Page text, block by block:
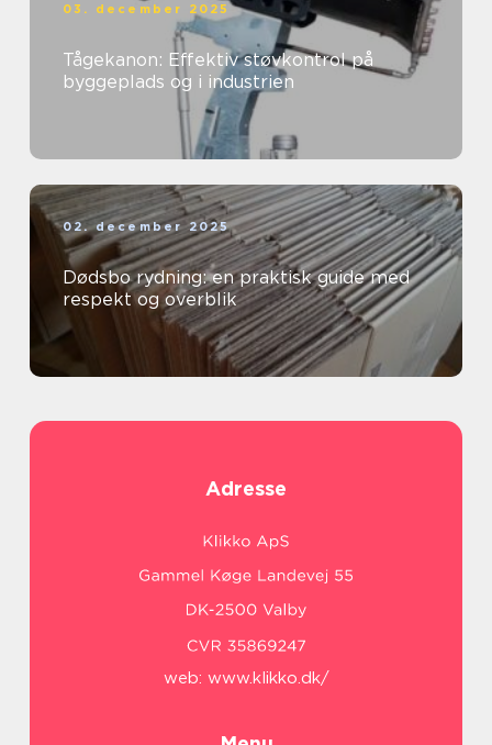
03. december 2025
Tågekanon: Effektiv støvkontrol på
byggeplads og i industrien
02. december 2025
Dødsbo rydning: en praktisk guide med
respekt og overblik
Adresse
web: www.klikko.dk/